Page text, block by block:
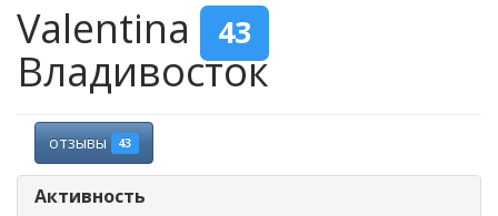
Valentina 43
Владивосток
отзывы 43
Активность